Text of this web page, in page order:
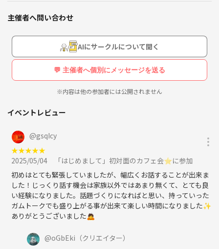
主催者へ問い合わせ
AIにサークルについて聞く
💬 主催者へ個別にメッセージを送る
※内容は他の参加者には公開されません
イベントレビュー
@gsqIcy
★★★★★
2025/05/04
「はじめまして」初対面のカフェ会⭐︎に参加
初めはとても緊張していましたが、幅広くお話することが出来ま
した！じっくり話す機会は家族以外ではあまり無くて、とても良
い経験になりました。話題づくりになればと思い、持っていった
ガムトークでも盛り上がる事が出来て楽しい時間になりました✨
ありがとうございました🙇
@oGbEki （クリエイター）